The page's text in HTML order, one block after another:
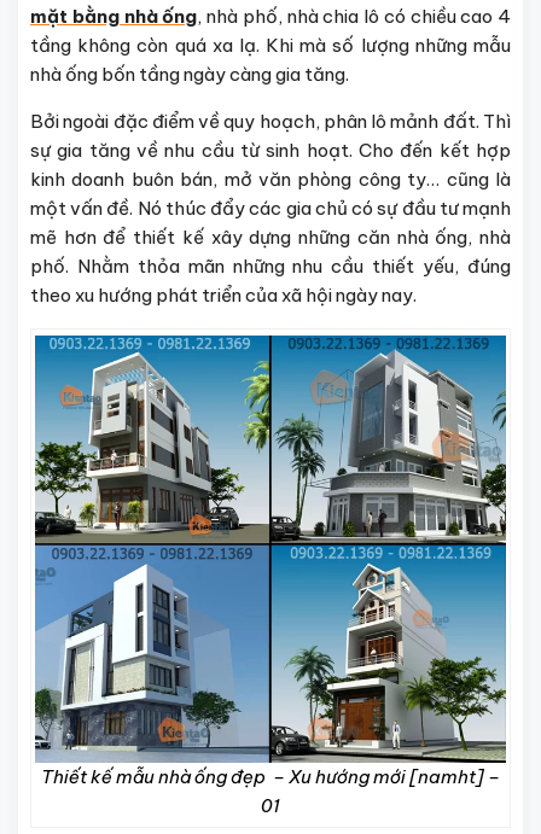
mặt bằng nhà ống, nhà phố, nhà chia lô có chiều cao 4
tầng không còn quá xa lạ. Khi mà số lượng những mẫu
nhà ống bốn tầng ngày càng gia tăng.
Bởi ngoài đặc điểm về quy hoạch, phân lô mảnh đất. Thì
sự gia tăng về nhu cầu từ sinh hoạt. Cho đến kết hợp
kinh doanh buôn bán, mở văn phòng công ty… cũng là
một vấn đề. Nó thúc đẩy các gia chủ có sự đầu tư mạnh
mẽ hơn để thiết kế xây dựng những căn nhà ống, nhà
phố. Nhằm thỏa mãn những nhu cầu thiết yếu, đúng
theo xu hướng phát triển của xã hội ngày nay.
Thiết kế mẫu nhà ống đẹp – Xu hướng mới [namht] –
01